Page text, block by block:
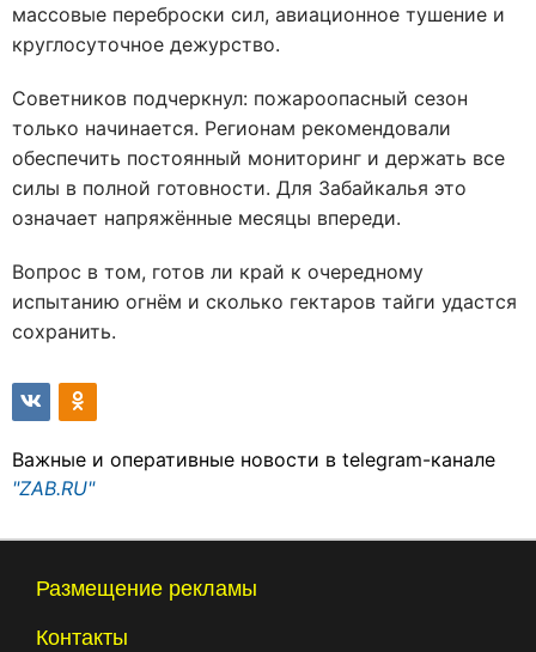
массовые переброски сил, авиационное тушение и
круглосуточное дежурство.
Советников подчеркнул: пожароопасный сезон
только начинается. Регионам рекомендовали
обеспечить постоянный мониторинг и держать все
силы в полной готовности. Для Забайкалья это
означает напряжённые месяцы впереди.
Вопрос в том, готов ли край к очередному
испытанию огнём и сколько гектаров тайги удастся
сохранить.
Важные и оперативные новости в telegram-канале
"ZAB.RU"
Размещение рекламы
Контакты